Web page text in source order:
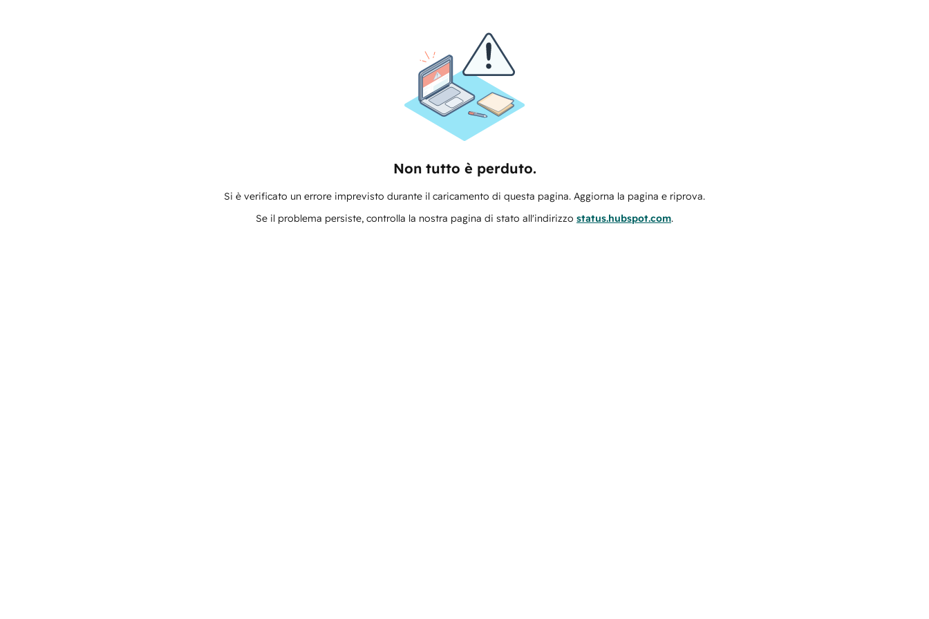
Non tutto è perduto.
Si è verificato un errore imprevisto durante il caricamento di questa pagina. Aggiorna la pagina e riprova.
Se il problema persiste, controlla la nostra pagina di stato all'indirizzo status.hubspot.com.